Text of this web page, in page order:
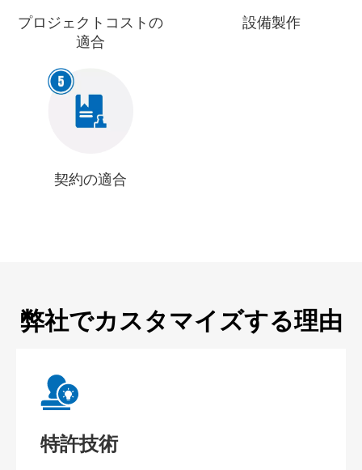
プロジェクトコストの
適合
設備製作
契約の適合
弊社でカスタマイズする理由
特許技術